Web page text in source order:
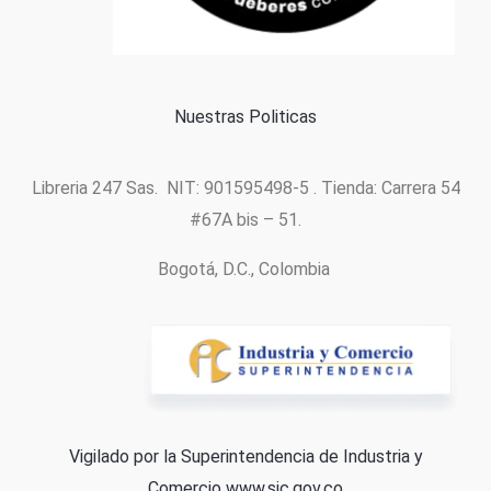
Nuestras Politicas
Libreria 247 Sas. NIT: 901595498-5 . Tienda: Carrera 54
#67A bis – 51.
Bogotá, D.C., Colombia
Vigilado por la Superintendencia de Industria y